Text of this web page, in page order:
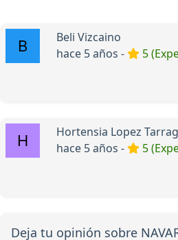
Beli Vizcaino
hace 5 años -
5
Hortensia Lopez
hace 5 años -
5
Deja tu opinión sobre